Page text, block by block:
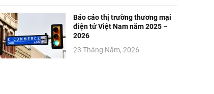
Báo cáo thị trường thương mại
điện tử Việt Nam năm 2025 –
2026
23 Tháng Năm, 2026